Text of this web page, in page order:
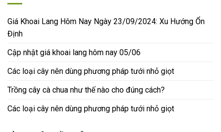
Giá Khoai Lang Hôm Nay Ngày 23/09/2024: Xu Hướng Ổn
Định
Cập nhật giá khoai lang hôm nay 05/06
Các loại cây nên dùng phương pháp tưới nhỏ giọt
Trồng cây cà chua như thế nào cho đúng cách?
Các loại cây nên dùng phương pháp tưới nhỏ giọt